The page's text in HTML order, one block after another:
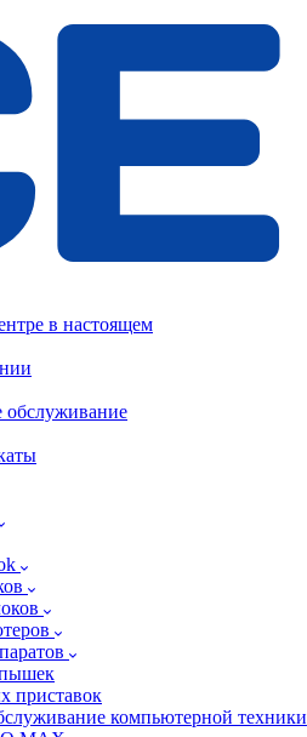
в настоящем
обслуживание
приставок
компьютерной техники